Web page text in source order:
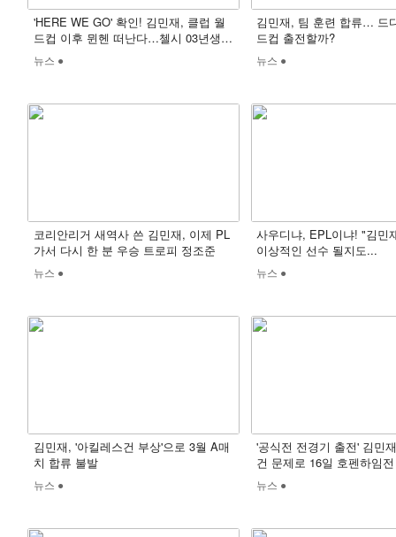
'HERE WE GO' 확인! 김민재, 클럽 월
드컵 이후 뮌헨 떠난다…첼시 03년생
DF 대체자 낙점
뉴스 ●
김민재, 팀 훈련 합류… 드
드컵 출전할까?
뉴스 ●
코리안리거 새역사 쓴 김민재, 이제 PL
가서 다시 한 분 우승 트로피 정조준
뉴스 ●
사우디냐, EPL이냐! "김민
이상적인 선수 될지도...
뉴스 ●
김민재, '아킬레스건 부상'으로 3월 A매
치 합류 불발
뉴스 ●
'공식전 전경기 출전' 김민
건 문제로 16일 호펜하임
뉴스 ●